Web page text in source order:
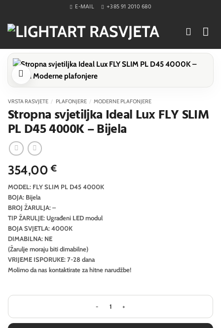
content
E-MAIL +385 91 2010 680
VRSTA RASVJETE / PLAFONJERE / MODERNE PLAFONJERE
Stropna svjetiljka Ideal Lux FLY SLIM
PL D45 4000K – Bijela
354,00€
MODEL: FLY SLIM PL D45 4000K
BOJA: Bijela
BROJ ŽARULJA: –
TIP ŽARULJE: Ugrađeni LED modul
BOJA SVJETLA: 4000K
DIMABILNA: NE
(Žarulje moraju biti dimabilne)
VRIJEME ISPORUKE: 7-28 dana
Molimo da nas kontaktirate za hitne narudžbe!
Stropna svjetiljka Ideal Lux FLY